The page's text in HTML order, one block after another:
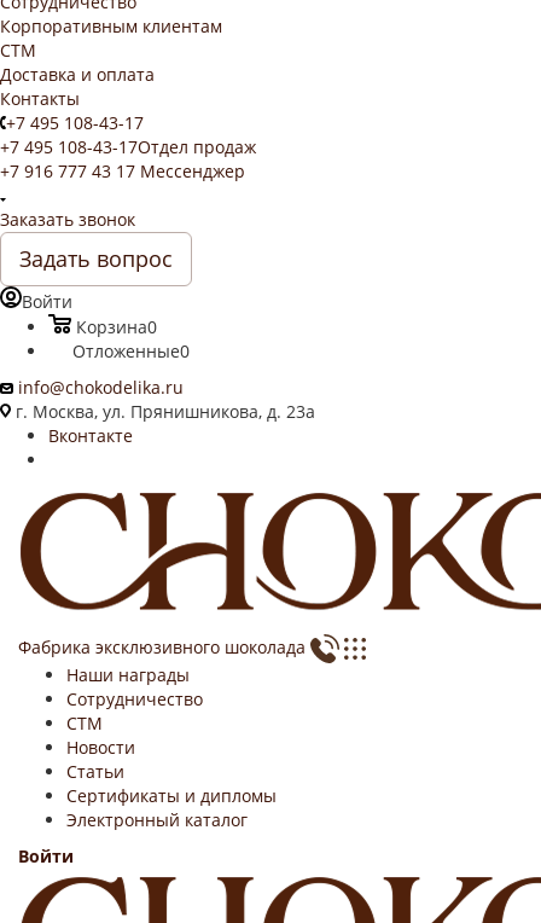
Корпоративным клиентам
СТМ
Доставка и оплата
Контакты
+7 495 108-43-17
+7 495 108-43-17Отдел продаж
+7 916 777 43 17 Мессенджер
Заказать звонок
Задать вопрос
Войти
Корзина0
Отложенные0
info@chokodelika.ru
г. Москва, ул. Прянишникова, д. 23а
Вконтакте
Фабрика эксклюзивного шоколада
Наши награды
Сотрудничество
СТМ
Новости
Статьи
Сертификаты и дипломы
Электронный каталог
Войти